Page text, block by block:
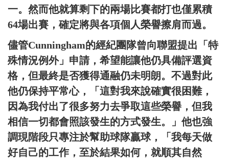
一。然而他就算剩下的兩場比賽都打也僅累積
64場出賽，確定將與各項個人榮譽擦肩而過。
儘管Cunningham的經紀團隊曾向聯盟提出「特
殊情況例外」申請，希望能讓他仍具備評選資
格，但最終是否獲得通融仍未明朗。不過對此
他仍保持平常心，「這對我來說確實很困難，
因為我付出了很多努力去爭取這些榮譽，但我
相信一切都會照該發生的方式發生。」他也強
調現階段只專注於幫助球隊贏球，「我每天做
好自己的工作，至於結果如何，就順其自然